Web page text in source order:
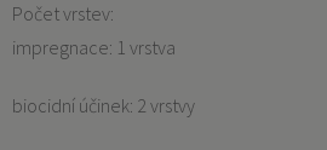
Počet vrstev:
impregnace: 1 vrstva
biocidní účinek: 2 vrstvy